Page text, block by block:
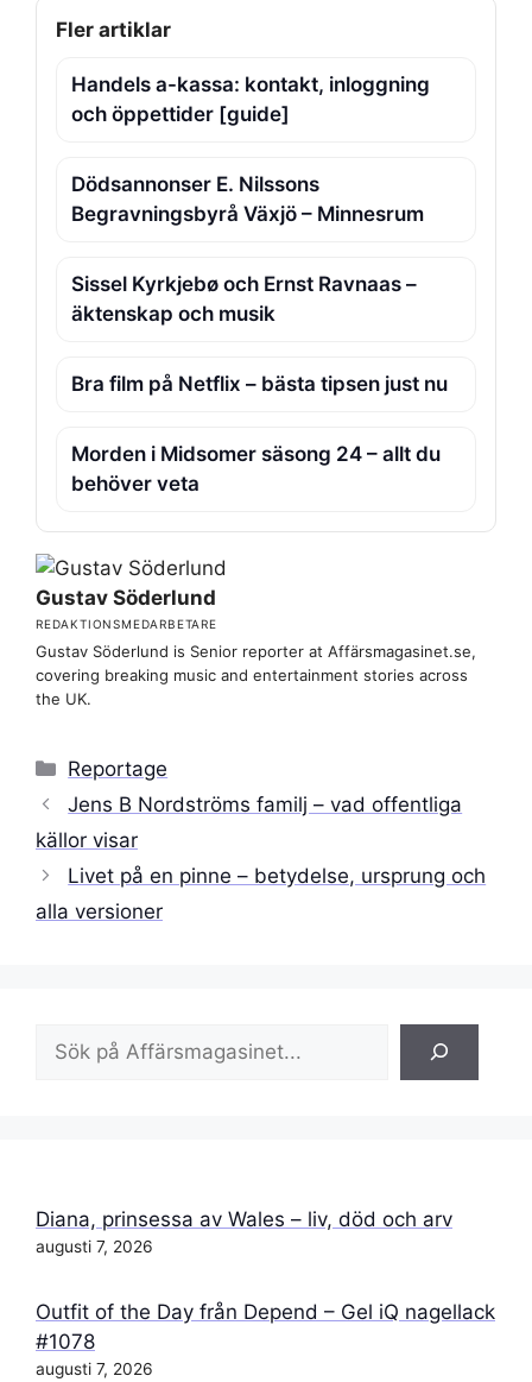
Fler artiklar
Handels a-kassa: kontakt, inloggning
och öppettider [guide]
Dödsannonser E. Nilssons
Begravningsbyrå Växjö – Minnesrum
Sissel Kyrkjebø och Ernst Ravnaas –
äktenskap och musik
Bra film på Netflix – bästa tipsen just nu
Morden i Midsomer säsong 24 – allt du
behöver veta
Gustav Söderlund
REDAKTIONSMEDARBETARE
Gustav Söderlund is Senior reporter at Affärsmagasinet.se,
covering breaking music and entertainment stories across
the UK.
Kategorier
Reportage
Jens B Nordströms familj – vad offentliga
källor visar
Livet på en pinne – betydelse, ursprung och
alla versioner
Diana, prinsessa av Wales – liv, död och arv
augusti 7, 2026
Outfit of the Day från Depend – Gel iQ nagellack
#1078
augusti 7, 2026